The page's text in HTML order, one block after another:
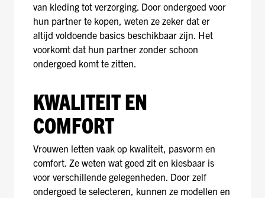
van kleding tot verzorging. Door ondergoed voor
hun partner te kopen, weten ze zeker dat er
altijd voldoende basics beschikbaar zijn. Het
voorkomt dat hun partner zonder schoon
ondergoed komt te zitten.
KWALITEIT EN
COMFORT
Vrouwen letten vaak op kwaliteit, pasvorm en
comfort. Ze weten wat goed zit en kiesbaar is
voor verschillende gelegenheden. Door zelf
ondergoed te selecteren, kunnen ze modellen en